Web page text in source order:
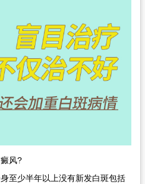
风?
少半年以上没有新发白斑包括